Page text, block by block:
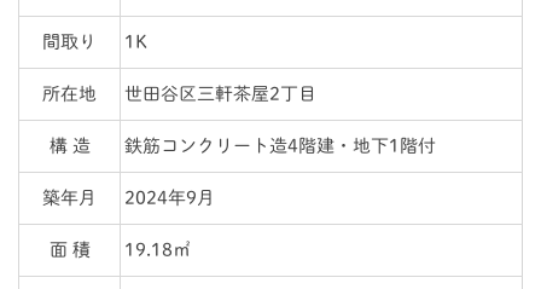
間取り 1K
所在地 世田谷区三軒茶屋2丁目
構 造 鉄筋コンクリート造4階建・地下1階付
築年月 2024年9月
面 積 19.18㎡